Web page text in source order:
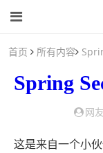
首页 所有内容
Spring
网
这是来自一个小